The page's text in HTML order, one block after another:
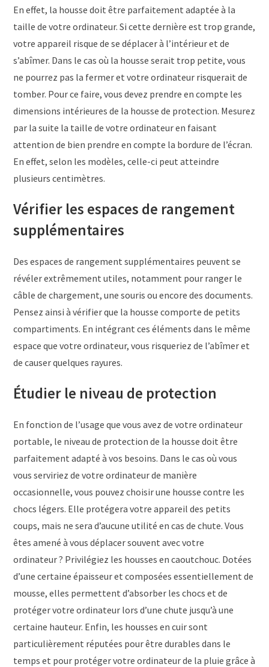
En effet, la housse doit être parfaitement adaptée à la
taille de votre ordinateur. Si cette dernière est trop grande,
votre appareil risque de se déplacer à l’intérieur et de
s’abîmer. Dans le cas où la housse serait trop petite, vous
ne pourrez pas la fermer et votre ordinateur risquerait de
tomber. Pour ce faire, vous devez prendre en compte les
dimensions intérieures de la housse de protection. Mesurez
par la suite la taille de votre ordinateur en faisant
attention de bien prendre en compte la bordure de l’écran.
En effet, selon les modèles, celle-ci peut atteindre
plusieurs centimètres.
Vérifier les espaces de rangement
supplémentaires
Des espaces de rangement supplémentaires peuvent se
révéler extrêmement utiles, notamment pour ranger le
câble de chargement, une souris ou encore des documents.
Pensez ainsi à vérifier que la housse comporte de petits
compartiments. En intégrant ces éléments dans le même
espace que votre ordinateur, vous risqueriez de l’abîmer et
de causer quelques rayures.
Étudier le niveau de protection
En fonction de l’usage que vous avez de votre ordinateur
portable, le niveau de protection de la housse doit être
parfaitement adapté à vos besoins. Dans le cas où vous
vous serviriez de votre ordinateur de manière
occasionnelle, vous pouvez choisir une housse contre les
chocs légers. Elle protégera votre appareil des petits
coups, mais ne sera d’aucune utilité en cas de chute. Vous
êtes amené à vous déplacer souvent avec votre
ordinateur ? Privilégiez les housses en caoutchouc. Dotées
d’une certaine épaisseur et composées essentiellement de
mousse, elles permettent d’absorber les chocs et de
protéger votre ordinateur lors d’une chute jusqu’à une
certaine hauteur. Enfin, les housses en cuir sont
particulièrement réputées pour être durables dans le
temps et pour protéger votre ordinateur de la pluie grâce à